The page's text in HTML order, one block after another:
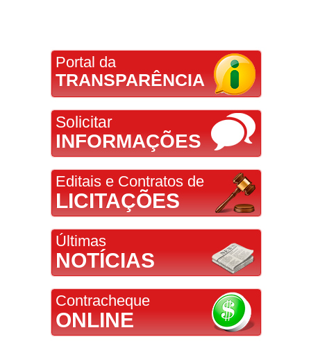
Portal da
TRANSPARÊNCIA
Solicitar
INFORMAÇÕES
Editais e Contratos de
LICITAÇÕES
Últimas
NOTÍCIAS
Contracheque
ONLINE